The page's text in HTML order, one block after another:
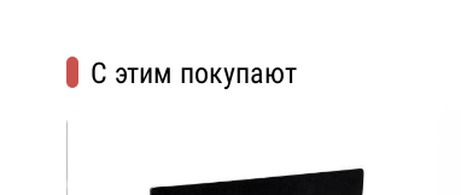
С этим покупают